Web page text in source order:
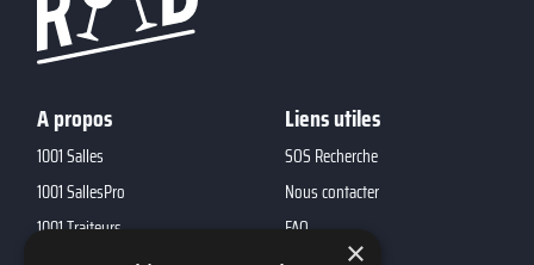
A propos
1001 Salles
1001 SallesPro
1001 Traiteurs
Liens utiles
SOS Recherche
Nous contacter
FAQ
×